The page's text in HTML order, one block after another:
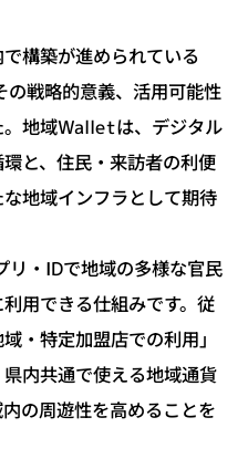
構築が進められている
の戦略的意義、活用可能性
。地域Walletは、デジタル
と、住民・来訪者の利便
地域インフラとして期待
・IDで地域の多様な官民
用できる仕組みです。従
・特定加盟店での利用」
内共通で使える地域通貨
の周遊性を高めることを